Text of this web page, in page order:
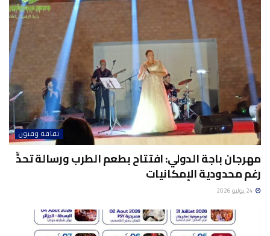
ثقافة وفنون
مهرجان باجة الدولي: افتتاح بطعم الطرب ورسالة تحدٍّ
رغم محدودية الإمكانيات